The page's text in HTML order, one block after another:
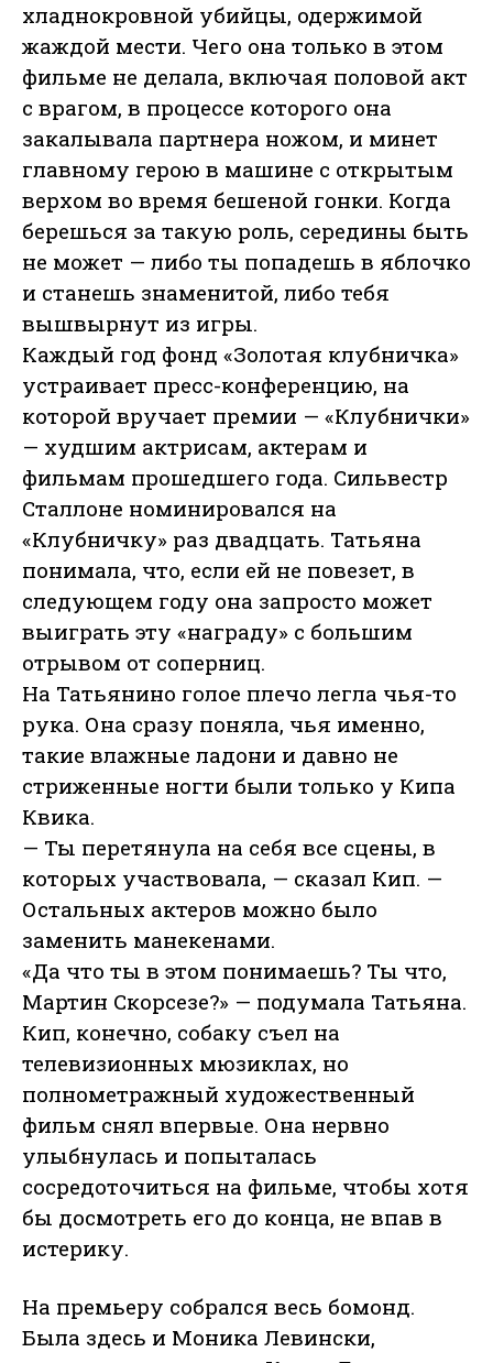
хладнокровной убийцы, одержимой
жаждой мести. Чего она только в этом
фильме не делала, включая половой акт
с врагом, в процессе которого она
закалывала партнера ножом, и минет
главному герою в машине с открытым
верхом во время бешеной гонки. Когда
берешься за такую роль, середины быть
не может — либо ты попадешь в яблочко
и станешь знаменитой, либо тебя
вышвырнут из игры.
Каждый год фонд «Золотая клубничка»
устраивает пресс-конференцию, на
которой вручает премии — «Клубнички»
— худшим актрисам, актерам и
фильмам прошедшего года. Сильвестр
Сталлоне номинировался на
«Клубничку» раз двадцать. Татьяна
понимала, что, если ей не повезет, в
следующем году она запросто может
выиграть эту «награду» с большим
отрывом от соперниц.
На Татьянино голое плечо легла чья-то
рука. Она сразу поняла, чья именно,
такие влажные ладони и давно не
стриженные ногти были только у Кипа
Квика.
— Ты перетянула на себя все сцены, в
которых участвовала, — сказал Кип. —
Остальных актеров можно было
заменить манекенами.
«Да что ты в этом понимаешь? Ты что,
Мартин Скорсезе?» — подумала Татьяна.
Кип, конечно, собаку съел на
телевизионных мюзиклах, но
полнометражный художественный
фильм снял впервые. Она нервно
улыбнулась и попыталась
сосредоточиться на фильме, чтобы хотя
бы досмотреть его до конца, не впав в
истерику.
На премьеру собрался весь бомонд.
Была здесь и Моника Левински,